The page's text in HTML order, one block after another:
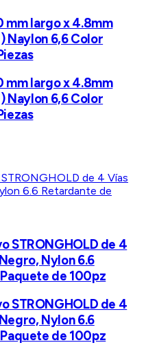
mm largo x 4.8mm
Naylon 6,6 Color
mm largo x 4.8mm
Naylon 6,6 Color
STRONGHOLD de 4
Nylon 6.6
de 100pz
STRONGHOLD de 4
Nylon 6.6
de 100pz